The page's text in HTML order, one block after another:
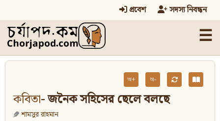
প্রবেশ সদস্য নিবন্ধন
☰
অ+ অ-
কবিতা- জনৈক সহিসের ছেলে বলছে
শামসুর রাহমান